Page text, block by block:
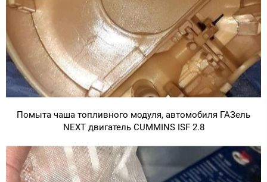
Помыта чаша топливного модуля, автомобиля ГАЗель
NEXT двигатель CUMMINS ISF 2.8